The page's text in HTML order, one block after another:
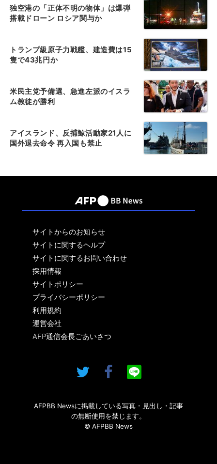
独空港の「正体不明の物体」は爆弾
搭載ドローン ロシア関与か
トランプ級原子力戦艦、建造費は15
隻で43兆円か
米民主党予備選、急進左派のイスラ
ム教徒が勝利
アイスランド、反捕鯨活動家21人に
国外退去命令 再入国も禁止
サイトからのお知らせ
サイトに関するヘルプ
サイトに関するお問い合わせ
採用情報
サイトポリシー
プライバシーポリシー
利用規約
運営会社
AFP通信会長ごあいさつ
AFPBB Newsに掲載している写真・見出し・記事
の無断使用を禁じます。
© AFPBB News